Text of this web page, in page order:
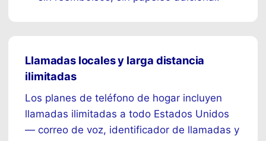
Llamadas locales y larga distancia
ilimitadas
Los planes de teléfono de hogar incluyen
llamadas ilimitadas a todo Estados Unidos
— correo de voz, identificador de llamadas y